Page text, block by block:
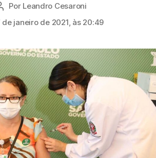
post
Por Leandro Cesaroni
de janeiro de 2021, às 20:49